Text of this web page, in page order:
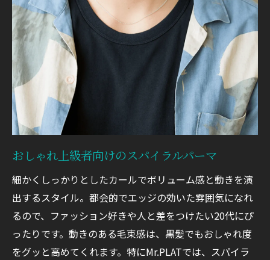
おしゃれ上級者向けのスパイラルパーマ
細かくしっかりとしたカールでボリューム感と動きを演
出するスタイル。都会的でエッジの効いた雰囲気になれ
るので、ファッション好きや人と差をつけたい20代にぴ
ったりです。動きのある毛束感は、黒髪でもおしゃれ度
をグッと高めてくれます。特にMr.PLATでは、スパイラ